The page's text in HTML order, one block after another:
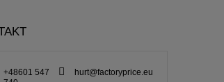
+48601 547
hurt@factoryprice.eu